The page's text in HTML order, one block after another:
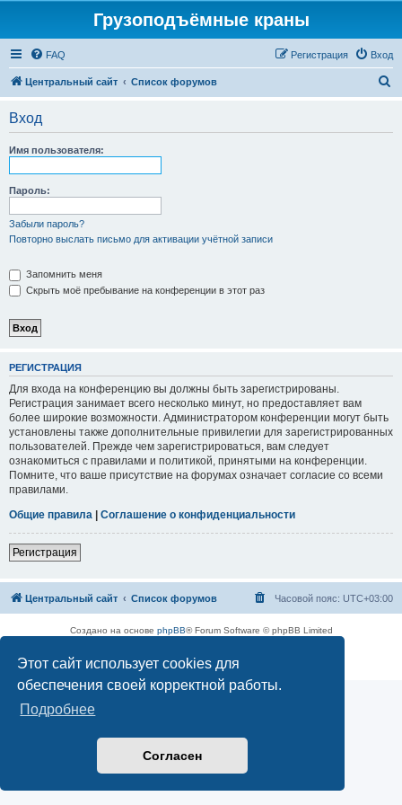
Этот сайт использует cookies для
обеспечения своей корректной работы.
Подробнее
Согласен
Грузоподъёмные краны
FAQ Вход
Регистрация
Центральный сайт Список форумов
Вход
Имя пользователя:
Пароль:
Забыли пароль?
Повторно выслать письмо для активации учётной записи
Запомнить меня
Скрыть моё пребывание на конференции в этот раз
РЕГИСТРАЦИЯ
Для входа на конференцию вы должны быть зарегистрированы.
Регистрация занимает всего несколько минут, но предоставляет вам
более широкие возможности. Администратором конференции могут быть
установлены также дополнительные привилегии для зарегистрированных
пользователей. Прежде чем зарегистрироваться, вам следует
ознакомиться с правилами и политикой, принятыми на конференции.
Помните, что ваше присутствие на форумах означает согласие со всеми
правилами.
Общие правила | Соглашение о конфиденциальности
Регистрация
Центральный сайт Список форумов Часовой пояс: UTC+03:00
Создано на основе phpBB® Forum Software © phpBB Limited
Конфиденциальность|Правила